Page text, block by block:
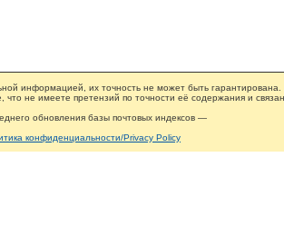
информацией, их точность не может быть гарантирована.
не имеете претензий по точности её содержания и
обновления базы почтовых индексов —
конфиденциальности/Privacy Policy